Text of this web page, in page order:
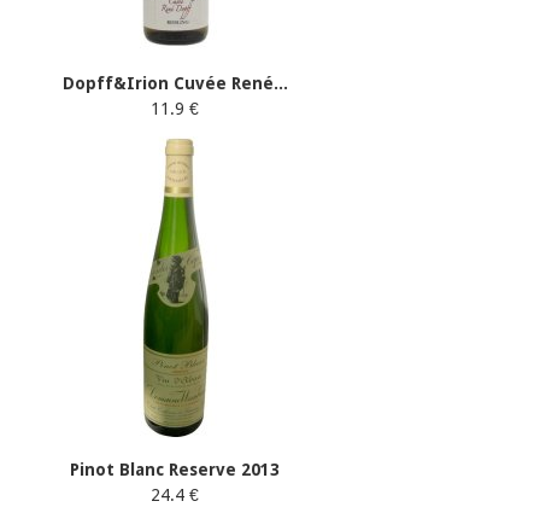
Dopff&Irion Cuvée René...
11.9 €
Pinot Blanc Reserve 2013
24.4 €